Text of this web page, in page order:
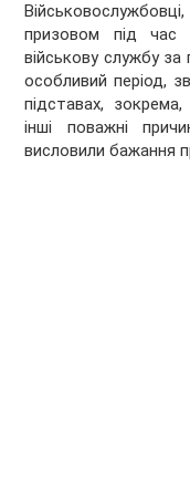
призовом під час
військову службу за
особливий період,
підставах,
інші поважні
висловили бажання